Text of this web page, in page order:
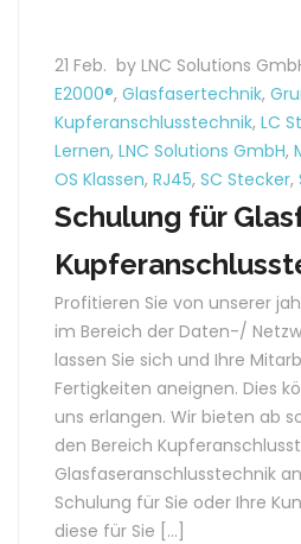
21 Feb. by LNC Solutions
E2000®, Glasfasertechnik,
Kupferanschlusstechnik, LC
Lernen, LNC Solutions GmbH,
OS Klassen, RJ45, SC Stecker,
Schulung für
Profitieren Sie von unserer
im Bereich der Daten-/
lassen Sie sich und Ihre
Fertigkeiten aneignen. Dies
uns erlangen. Wir bieten ab
den Bereich
Glasfaseranschlusstechnik
Schulung für Sie oder Ihre
diese für Sie […]